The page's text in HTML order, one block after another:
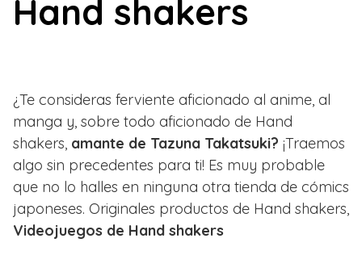
Hand shakers
¿Te consideras ferviente aficionado al anime, al
manga y, sobre todo aficionado de Hand
shakers, amante de Tazuna Takatsuki? ¡Traemos
algo sin precedentes para ti! Es muy probable
que no lo halles en ninguna otra tienda de cómics
japoneses. Originales productos de Hand shakers,
Videojuegos de Hand shakers